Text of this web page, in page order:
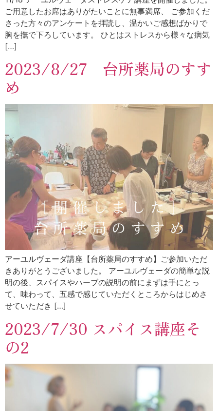
ご用意したお席はありがたいことに無事満席、 ご参加くだ
さった方々のアンケートを拝読し、温かいご感想ばかりで
胸を撫で下ろしています。 ひとはストレスから様々な病気
[…]
2023/8/27 台所薬局のすす
め
アーユルヴェーダ講座【台所薬局のすすめ】ご参加いただ
きありがとうございました。 アーユルヴェーダの簡単な説
明の後、スパイスやハーブの説明の前にまずは手にとっ
て、味わって、五感で感じていただくところからはじめさ
せていただき […]
2023/7/30 スパイス講座そ
の2